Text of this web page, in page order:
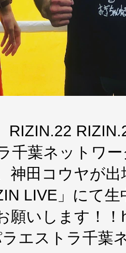
RIZIN.22
千葉ネットワー
神田コウヤが
LIVE」にて
願いします！！
エストラ千葉